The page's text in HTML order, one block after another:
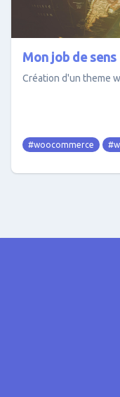
Mon job de sens
Création d'un theme
#woocommerce